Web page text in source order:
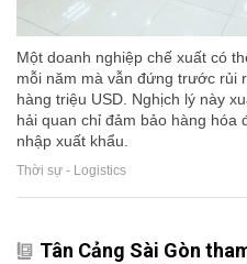
Một doanh nghiệp chế xuất có
mỗi năm mà vẫn đứng trước rủi
hàng triệu USD. Nghịch lý này
hải quan chỉ đảm bảo hàng hóa
nhập xuất khẩu.
Thời sự - Logistics
Tân Cảng Sài Gòn